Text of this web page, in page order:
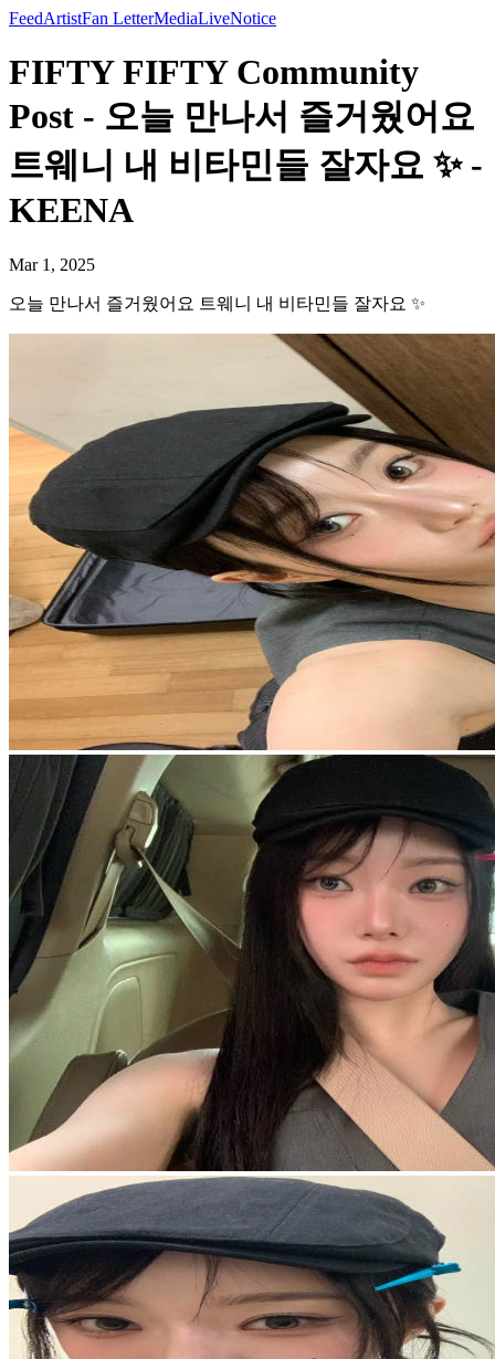
FeedArtistFan LetterMediaLiveNotice
FIFTY FIFTY Community
Post - 오늘 만나서 즐거웠어요
트웨니 내 비타민들 잘자요 ✨️ -
KEENA
Mar 1, 2025
오늘 만나서 즐거웠어요 트웨니 내 비타민들 잘자요 ✨️